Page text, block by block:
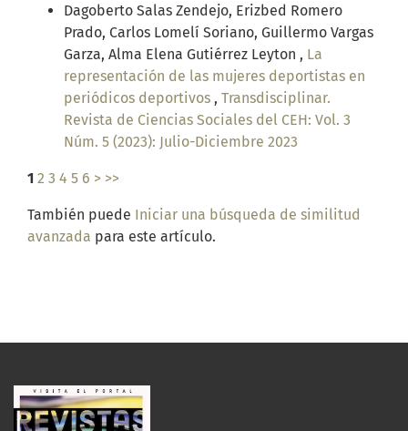
Dagoberto Salas Zendejo, Erizbed Romero
Prado, Carlos Lomelí Soriano, Guillermo Vargas
Garza, Alma Elena Gutiérrez Leyton , La
representación de las mujeres deportistas en
periódicos deportivos , Transdisciplinar.
Revista de Ciencias Sociales del CEH: Vol. 3
Núm. 5 (2023): Julio-Diciembre 2023
1 2 3 4 5 6 > >>
También puede Iniciar una búsqueda de similitud
avanzada para este artículo.